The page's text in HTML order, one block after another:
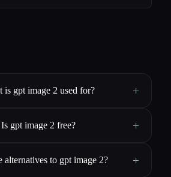
is gpt image 2 used for? +
Is gpt image 2 free? +
alternatives to gpt image 2? +